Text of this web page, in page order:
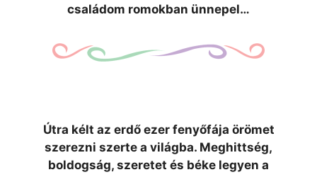
családom romokban ünnepel…
Útra kélt az erdő ezer fenyőfája örömet
szerezni szerte a világba. Meghittség,
boldogság, szeretet és béke legyen a